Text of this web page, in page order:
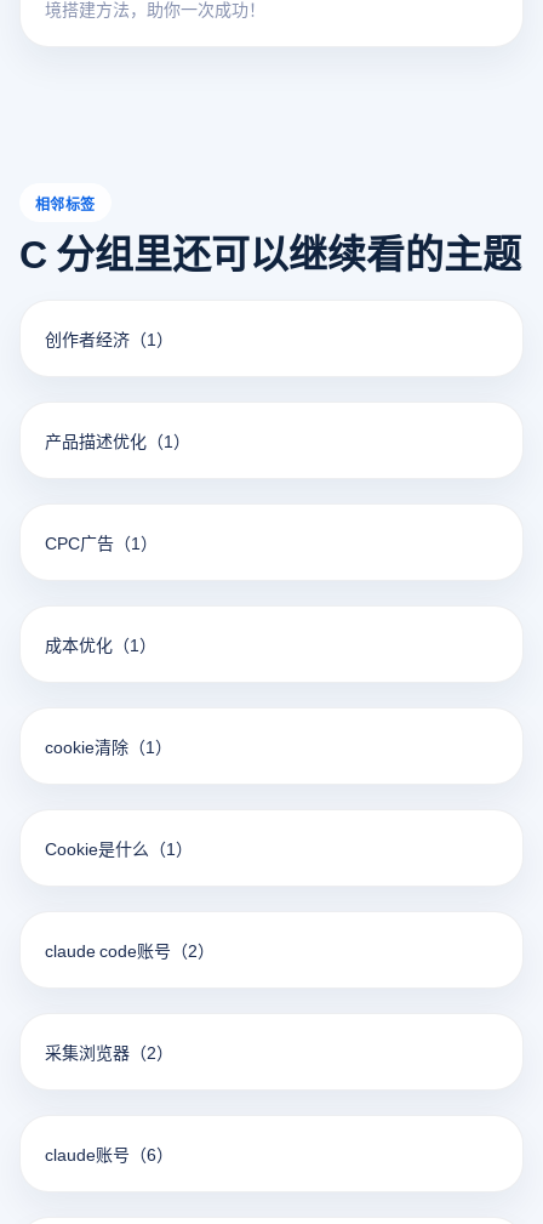
境搭建方法，助你一次成功！
相邻标签
C 分组里还可以继续看的主题
创作者经济 （1）
产品描述优化 （1）
CPC广告 （1）
成本优化 （1）
cookie清除 （1）
Cookie是什么 （1）
claude code账号 （2）
采集浏览器 （2）
claude账号 （6）